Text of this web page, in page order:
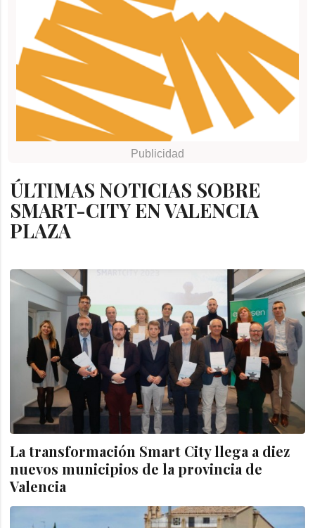
ÚLTIMAS NOTICIAS SOBRE
SMART-CITY EN VALENCIA
PLAZA
La transformación Smart City llega a diez
nuevos municipios de la provincia de
Valencia